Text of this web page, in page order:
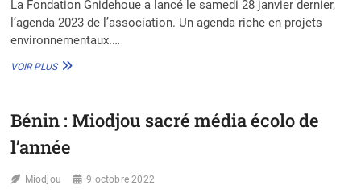
La Fondation Gnidehoue a lancé le samedi 28 janvier dernier,
l’agenda 2023 de l’association. Un agenda riche en projets
environnementaux.…
VOIR PLUSBÉNIN :
DÉVOILE
ACTIVITÉS
POUR
Bénin : Miodjou sacré média écolo de
l’année
Miodjou 9 octobre 2022